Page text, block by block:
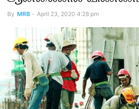
By MRB - April 23, 2020 4:28 pm